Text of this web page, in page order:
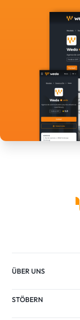
ÜBER UNS
STÖBERN